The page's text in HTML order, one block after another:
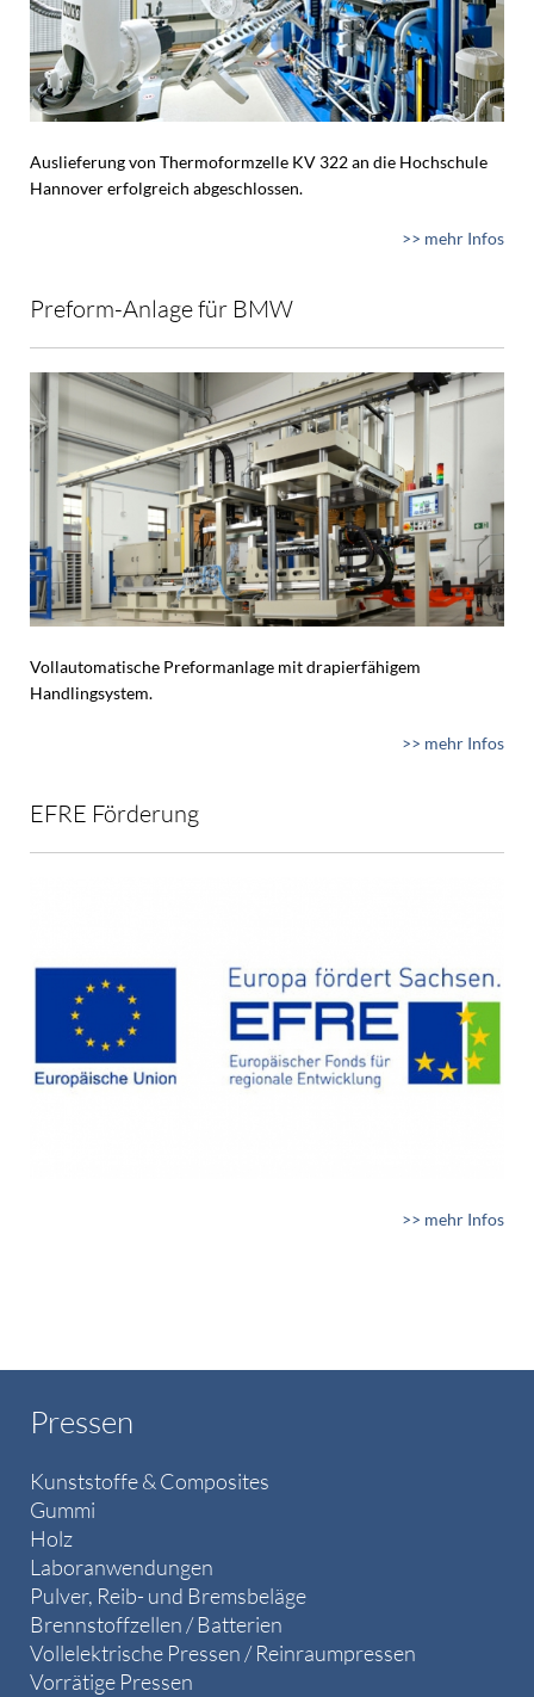
Auslieferung von Thermoformzelle KV 322 an die Hochschule
Hannover erfolgreich abgeschlossen.
>> mehr Infos
Preform-Anlage für BMW
Vollautomatische Preformanlage mit drapierfähigem
Handlingsystem.
>> mehr Infos
EFRE Förderung
>> mehr Infos
Pressen
Kunststoffe & Composites
Gummi
Holz
Laboranwendungen
Pulver, Reib- und Bremsbeläge
Brennstoffzellen / Batterien
Vollelektrische Pressen / Reinraumpressen
Vorrätige Pressen